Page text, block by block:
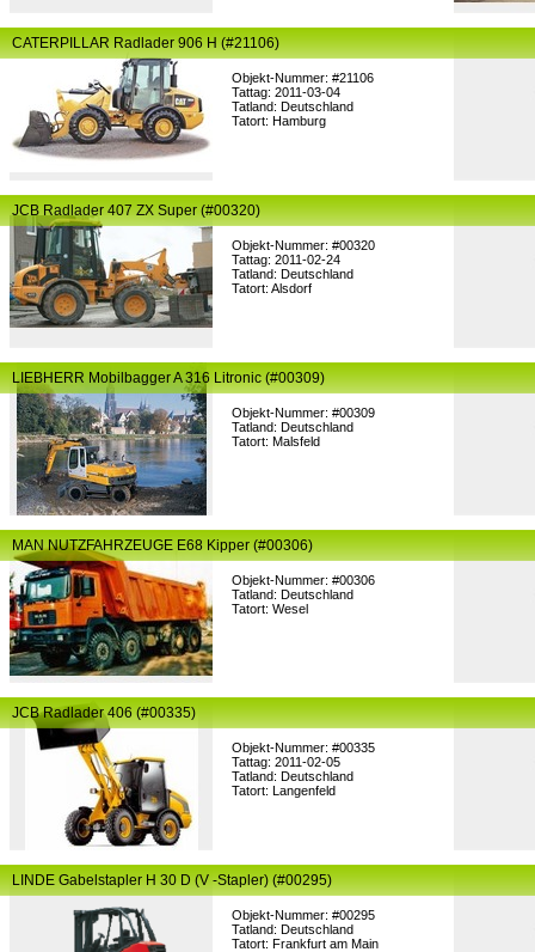
Objekt-Nummer: #21106
Tattag: 2011-03-04
Tatland: Deutschland
Tatort: Hamburg
CATERPILLAR Radlader 906 H (#21106)
Objekt-Nummer: #00320
Tattag: 2011-02-24
Tatland: Deutschland
Tatort: Alsdorf
JCB Radlader 407 ZX Super (#00320)
Objekt-Nummer: #00309
Tatland: Deutschland
Tatort: Malsfeld
LIEBHERR Mobilbagger A 316 Litronic (#00309)
Objekt-Nummer: #00306
Tatland: Deutschland
Tatort: Wesel
MAN NUTZFAHRZEUGE E68 Kipper (#00306)
Objekt-Nummer: #00335
Tattag: 2011-02-05
Tatland: Deutschland
Tatort: Langenfeld
JCB Radlader 406 (#00335)
Objekt-Nummer: #00295
Tatland: Deutschland
Tatort: Frankfurt am Main
LINDE Gabelstapler H 30 D (V -Stapler) (#00295)